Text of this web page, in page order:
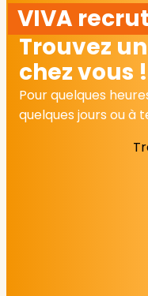
VIVA
Trouvez
chez vous !
Pour quelques
quelques jours ou à